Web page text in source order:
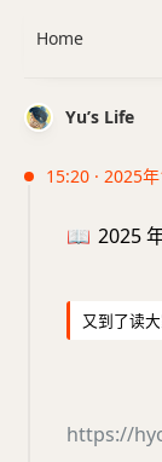
Yu’s Life
15:20 · 2025
📖 2025
又到了读
https://
Home